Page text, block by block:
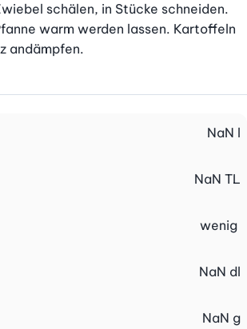
schälen, in Stücke schneiden.
warm werden lassen. Kartoffeln
andämpfen.
NaN l
NaN TL
wenig
NaN dl
NaN g